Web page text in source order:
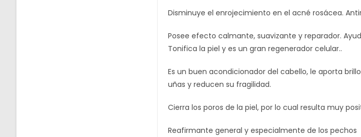
Disminuye el enrojecimiento en el acné rosácea.
Posee efecto calmante, suavizante y reparador.
Tonifica la piel y es un gran regenerador celular..
Es un buen acondicionador del cabello, le aporta
uñas y reducen su fragilidad.
Cierra los poros de la piel, por lo cual resulta muy
Reafirmante general y especialmente de los pechos